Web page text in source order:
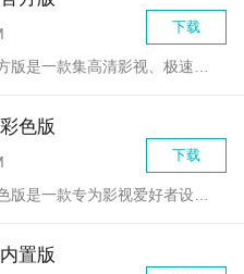
下载
色版
下载
置版